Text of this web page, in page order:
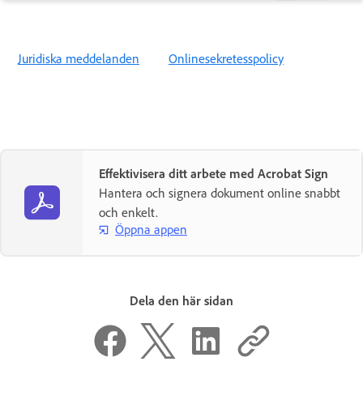
Juridiska meddelanden Onlinesekretesspolicy
Effektivisera ditt arbete med Acrobat Sign
Hantera och signera dokument online snabbt
och enkelt.
Öppna appen
Dela den här sidan